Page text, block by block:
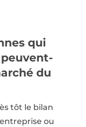
qui
du
tôt le bilan
ou